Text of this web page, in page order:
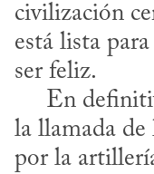
civilización
está lista
ser feliz.
la llamada
por la